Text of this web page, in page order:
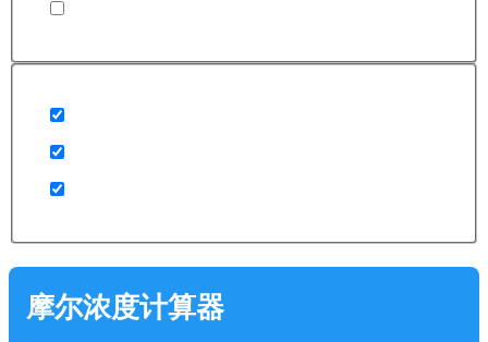
摩尔浓度计算器